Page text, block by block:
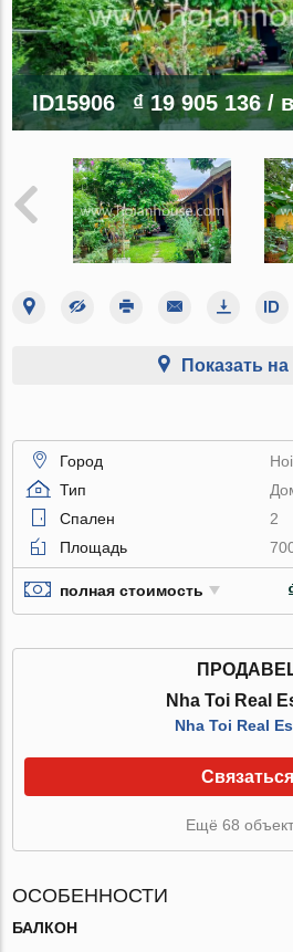
ID15906 ₫ 19 905 136/
Показать на
Город
Тип
Спален
2
Площадь
полная стоимость
Nha Toi Real
Nha Toi Real
Связаться
Ещё 68
ОСОБЕННОСТИ
БАЛКОН